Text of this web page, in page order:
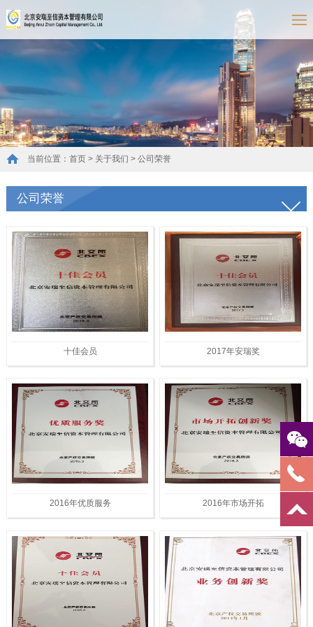
当前位置： 首页> 关于我们 > 公司荣誉
公司荣誉
十佳会员 2017年安瑞奖
2016年优质服务 2016年市场开拓